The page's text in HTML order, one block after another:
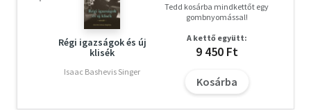
Régi igazságok és új
klisék
Isaac Bashevis Singer
Tedd kosárba mindkettőt egy
gombnyomással!
A kettő együtt:
9 450 Ft
Kosárba